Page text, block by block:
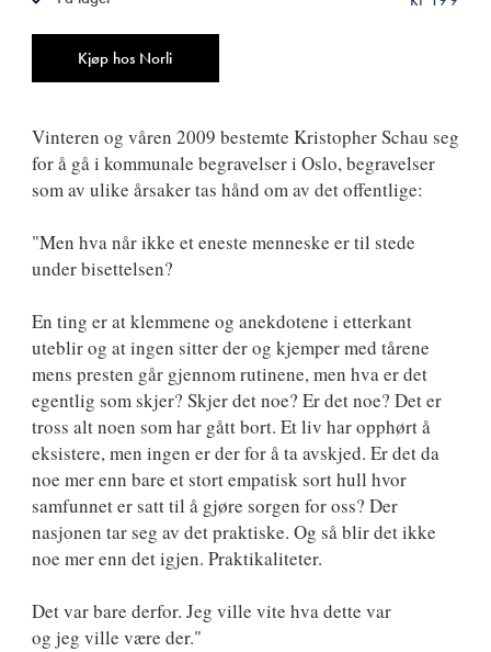
Kjøp hos Norli
Vinteren og våren 2009 bestemte Kristopher Schau seg
for å gå i kommunale begravelser i Oslo, begravelser
som av ulike årsaker tas hånd om av det offentlige:
"Men hva når ikke et eneste menneske er til stede
under bisettelsen?
En ting er at klemmene og anekdotene i etterkant
uteblir og at ingen sitter der og kjemper med tårene
mens presten går gjennom rutinene, men hva er det
egentlig som skjer? Skjer det noe? Er det noe? Det er
tross alt noen som har gått bort. Et liv har opphørt å
eksistere, men ingen er der for å ta avskjed. Er det da
noe mer enn bare et stort empatisk sort hull hvor
samfunnet er satt til å gjøre sorgen for oss? Der
nasjonen tar seg av det praktiske. Og så blir det ikke
noe mer enn det igjen. Praktikaliteter.
Det var bare derfor. Jeg ville vite hva dette var
og jeg ville være der."